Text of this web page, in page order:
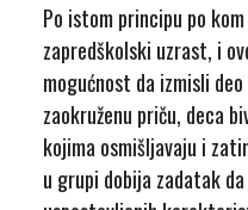
Po istom principu po
zapredškolski uzrast, i
mogućnost da izmisli
zaokruženu priču, deca
kojima osmišljavaju i
u grupi dobija zadatak